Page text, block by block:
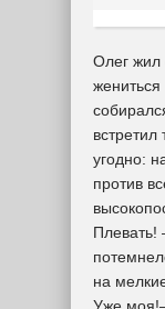
Олег жил
встретил
угодно:
против
Плевать!
на